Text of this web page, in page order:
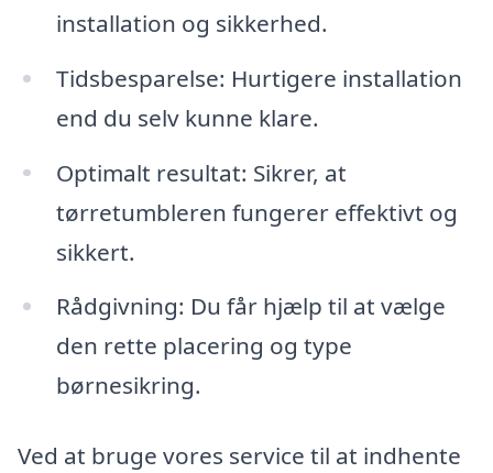
installation og sikkerhed.
Tidsbesparelse: Hurtigere installation
end du selv kunne klare.
Optimalt resultat: Sikrer, at
tørretumbleren fungerer effektivt og
sikkert.
Rådgivning: Du får hjælp til at vælge
den rette placering og type
børnesikring.
Ved at bruge vores service til at indhente